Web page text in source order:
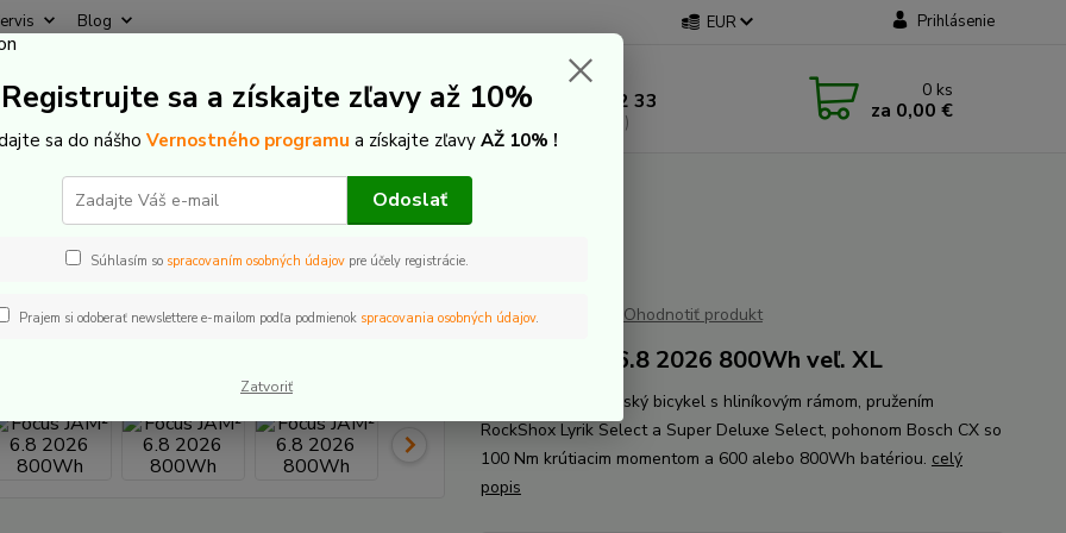
Blog EUR Prihlásenie
Hľadať
Rýchly kontakt
+421 907 20 22 33
(Po-Pia: 9:00-16:00)
0 ks
za 0,00 €
Elektrobicykle Celoodpružené Focus JAM² 6.8 2026 800Wh
JAM² 6.8 2026 800Wh
Ohodnotiť produkt
Focus JAM² 6.8 2026 800Wh veľ. XL
Celoodpružený horský bicykel s hliníkovým rámom, pružením
RockShox Lyrik Select a Super Deluxe Select, pohonom Bosch CX so
100 Nm krútiacim momentom a 600 alebo 800Wh batériou. celý
popis
Registrujte sa a získajte zľavy až 10%
sa do nášho Vernostného programu a získajte zľavy AŽ 10% !
Odoslať
Súhlasím so spracovaním osobných údajovpre účely registrácie.
Prajem si odoberať newslettere e-mailom podľa podmienok spracovania osobných údajov.
Zatvoriť